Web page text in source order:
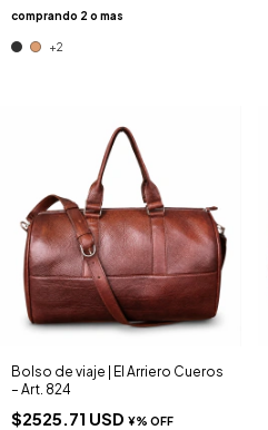
+2
Bolso de viaje | El Arriero Cueros
– Art. 824
$2525.71 USD